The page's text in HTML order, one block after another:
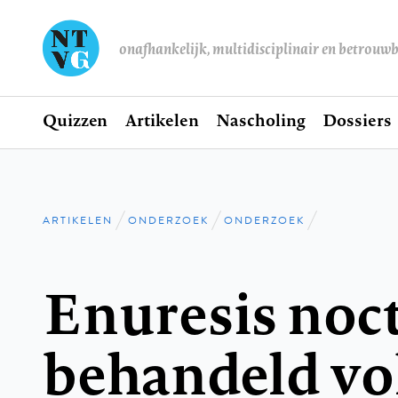
onafhankelijk, multidisciplinair en
Hoofdnavigatie
Home
Quizzen Artikelen Nascholing Dossiers
Kruimelpad
ARTIKELEN ONDERZOEK ONDERZOEK
Enuresis
behandeld